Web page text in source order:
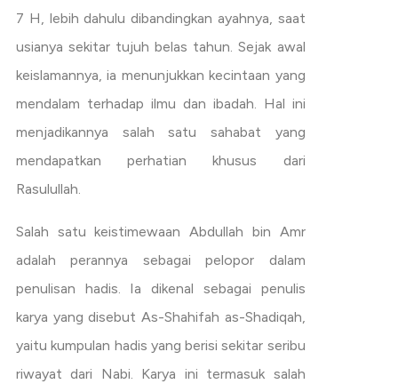
7 H, lebih dahulu dibandingkan ayahnya, saat
usianya sekitar tujuh belas tahun. Sejak awal
keislamannya, ia menunjukkan kecintaan yang
mendalam terhadap ilmu dan ibadah. Hal ini
menjadikannya salah satu sahabat yang
mendapatkan perhatian khusus dari
Rasulullah.
Salah satu keistimewaan Abdullah bin Amr
adalah perannya sebagai pelopor dalam
penulisan hadis. Ia dikenal sebagai penulis
karya yang disebut As-Shahifah as-Shadiqah,
yaitu kumpulan hadis yang berisi sekitar seribu
riwayat dari Nabi. Karya ini termasuk salah